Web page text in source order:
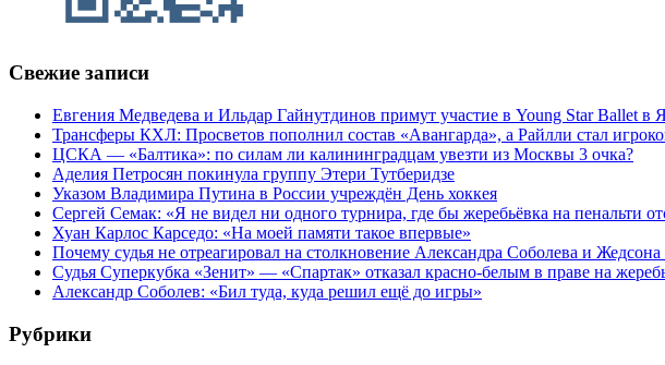
Свежие записи
Евгения Медведева и Ильдар Гайнутдинов примут участие в Young Star Ballet в
Трансферы КХЛ: Просветов пополнил состав «Авангарда», а Райлли стал
ЦСКА — «Балтика»: по силам ли калининградцам увезти из Москвы 3 очка?
Аделия Петросян покинула группу Этери Тутберидзе
Указом Владимира Путина в России учреждён День хоккея
Сергей Семак: «Я не видел ни одного турнира, где бы жеребьёвка на пенальти
Хуан Карлос Карседо: «На моей памяти такое впервые»
Почему судья не отреагировал на столкновение Александра Соболева и
Судья Суперкубка «Зенит» — «Спартак» отказал красно-белым в праве на
Александр Соболев: «Бил туда, куда решил ещё до игры»
Рубрики